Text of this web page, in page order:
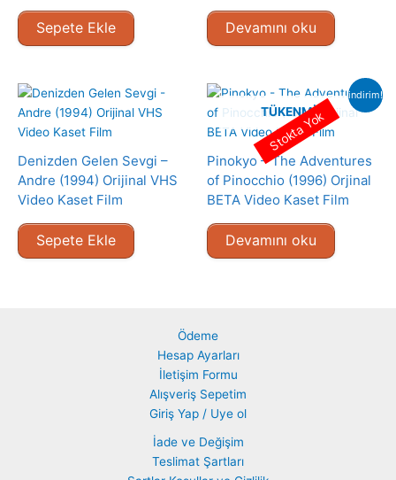
Sepete Ekle Devamını oku
Denizden Gelen Sevgi –
Andre (1994) Orijinal VHS
Video Kaset Film
Sepete Ekle
indirim!
TÜKENMIŞ
Pinokyo – The Adventures
of Pinocchio (1996) Orjinal
BETA Video Kaset Film
Devamını oku
Stokta Yok
Ödeme
Hesap Ayarları
İletişim Formu
Alışveriş Sepetim
Giriş Yap / Uye ol
İade ve Değişim
Teslimat Şartları